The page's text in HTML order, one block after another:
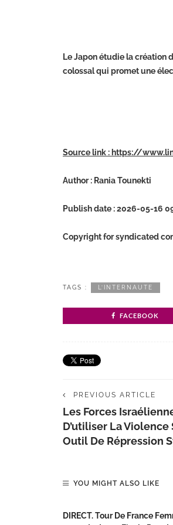
Le Japon étudie la création
colossal qui promet une
Source link : https://
Author : Rania Tounekti
Publish date : 2026-05-16
Copyright for syndicated
TAGS : L’INTERNAUTE
FACEBOOK
PREVIOUS ARTICLE
Les Forces
D’utiliser La
Outil De Répression
YOU MIGHT ALSO LIKE
DIRECT. Tour De France